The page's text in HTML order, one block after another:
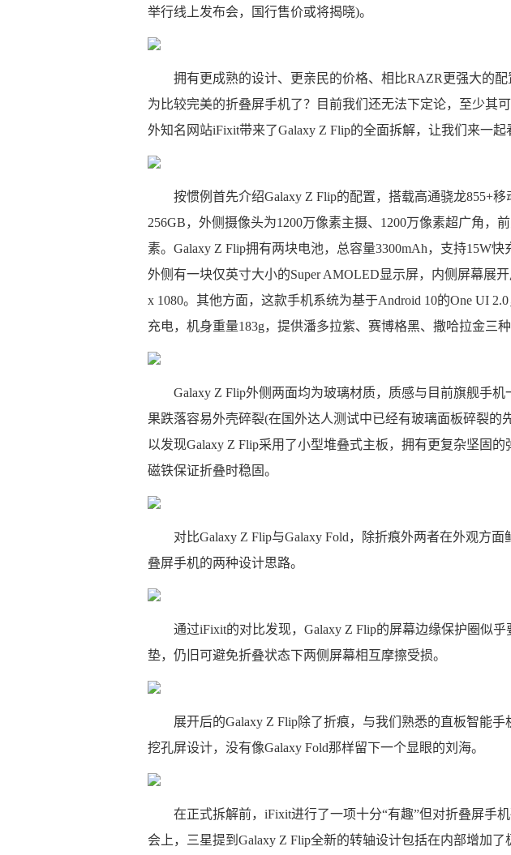
举行线上发布会，国行售价或将揭晓)。
拥有更成熟的设计、更亲民的价格、相比RAZR更强大的配
为比较完美的折叠屏手机了？目前我们还无法下定论，至少其
外知名网站iFixit带来了Galaxy Z Flip的全面拆解，让我们来一起
按惯例首先介绍Galaxy Z Flip的配置，搭载高通骁龙855+
256GB，外侧摄像头为1200万像素主摄、1200万像素超广角，
素。Galaxy Z Flip拥有两块电池，总容量3300mAh，支持15W快
外侧有一块仅英寸大小的Super AMOLED显示屏，内侧屏幕展
x 1080。其他方面，这款手机系统为基于Android 10的One UI
充电，机身重量183g，提供潘多拉紫、赛博格黑、撒哈拉金三种
Galaxy Z Flip外侧两面均为玻璃材质，质感与目前旗舰手
果跌落容易外壳碎裂(在国外达人测试中已经有玻璃面板碎裂的
以发现Galaxy Z Flip采用了小型堆叠式主板，拥有更复杂坚固
磁铁保证折叠时稳固。
对比Galaxy Z Flip与Galaxy Fold，除折痕外两者在外观方
叠屏手机的两种设计思路。
通过iFixit的对比发现，Galaxy Z Flip的屏幕边缘保护圈似
垫，仍旧可避免折叠状态下两侧屏幕相互摩擦受损。
展开后的Galaxy Z Flip除了折痕，与我们熟悉的直板智能
挖孔屏设计，没有像Galaxy Fold那样留下一个显眼的刘海。
在正式拆解前，iFixit进行了一项十分“有趣”但对折叠屏手
会上，三星提到Galaxy Z Flip全新的转轴设计包括在内部增加